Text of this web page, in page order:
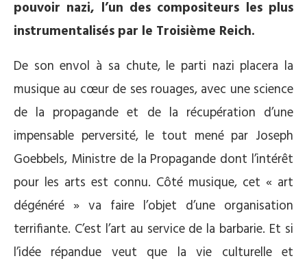
pouvoir nazi, l’un des compositeurs les plus
instrumentalisés par le Troisième Reich.
De son envol à sa chute, le parti nazi placera la
musique au cœur de ses rouages, avec une science
de la propagande et de la récupération d’une
impensable perversité, le tout mené par Joseph
Goebbels, Ministre de la Propagande dont l’intérêt
pour les arts est connu. Côté musique, cet « art
dégénéré » va faire l’objet d’une organisation
terrifiante. C’est l’art au service de la barbarie. Et si
l’idée répandue veut que la vie culturelle et